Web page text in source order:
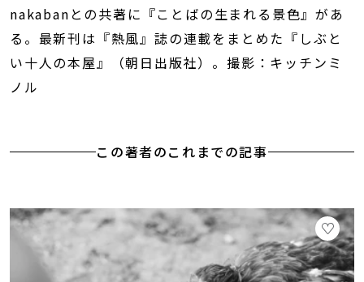
nakabanとの共著に『ことばの生まれる景色』があ
る。最新刊は『熱風』誌の連載をまとめた『しぶと
い十人の本屋』（朝日出版社）。撮影：キッチンミ
ノル
この著者のこれまでの記事